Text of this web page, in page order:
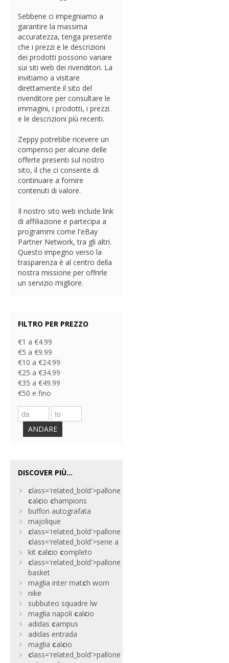
Sebbene ci impegniamo a
garantire la massima
accuratezza, tenga presente
che i prezzi e le descrizioni
dei prodotti possono variare
sui siti web dei rivenditori. La
invitiamo a visitare
direttamente il sito del
rivenditore per consultare le
immagini, i prodotti, i prezzi
e le descrizioni più recenti.
Zeppy potrebbe ricevere un
compenso per alcune delle
offerte presenti sul nostro
sito, il che ci consente di
continuare a fornire
contenuti di valore.
Il nostro sito web include link
di affiliazione e partecipa a
programmi come l'eBay
Partner Network, tra gli altri.
Questo impegno verso la
trasparenza è al centro della
nostra missione per offrirle
un servizio migliore.
FILTRO PER PREZZO
€1 a €4.99
€5 a €9.99
€10 a €24.99
€25 a €34.99
€35 a €49.99
€50 e fino
ANDARE
DISCOVER PIÙ...
class='related_bold'>pallone
calcio champions
buffon autografata
majolique
class='related_bold'>pallone
class='related_bold'>serie a
kit calcio completo
class='related_bold'>pallone
basket
maglia inter match worn
nike
subbuteo squadre lw
maglia napoli calcio
adidas campus
adidas entrada
maglia calcio
class='related_bold'>pallone